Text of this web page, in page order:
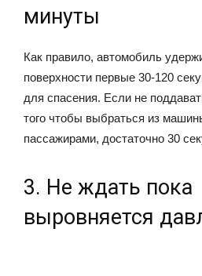
минуты
Как правило, автомобиль
поверхности первые 30-120
для спасения. Если не
того чтобы выбраться из
пассажирами, достаточно 30
3. Не ждать пока
выровняется